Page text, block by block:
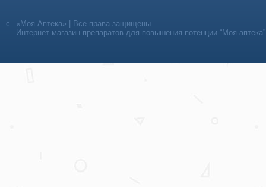
«Моя Аптека» | Все права защищены
Интернет-магазин препаратов для повышения потенции “Моя